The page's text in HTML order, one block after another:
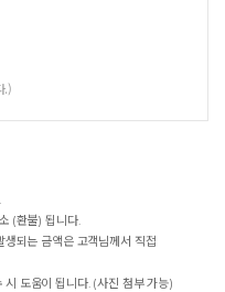
.)
(환불) 됩니다.
되는 금액은 고객님께서 직접
도움이 됩니다. (사진 첨부 가능)